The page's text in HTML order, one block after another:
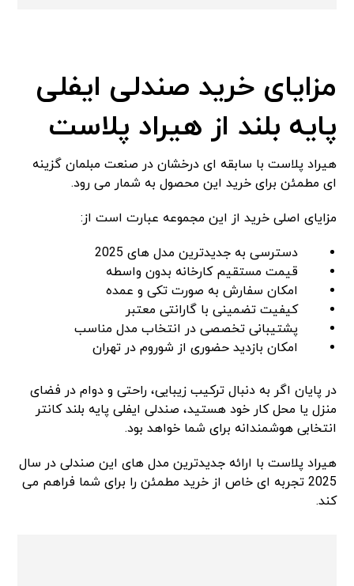
مزایای خرید صندلی ایفلی
پایه بلند از هیراد پلاست
هیراد پلاست با سابقه ای درخشان در صنعت مبلمان گزینه
ای مطمئن برای خرید این محصول به شمار می رود.
مزایای اصلی خرید از این مجموعه عبارت است از:
دسترسی به جدیدترین مدل های 2025
قیمت مستقیم کارخانه بدون واسطه
امکان سفارش به صورت تکی و عمده
کیفیت تضمینی با گارانتی معتبر
پشتیبانی تخصصی در انتخاب مدل مناسب
امکان بازدید حضوری از شوروم در تهران
در پایان اگر به دنبال ترکیب زیبایی، راحتی و دوام در فضای
منزل یا محل کار خود هستید، صندلی ایفلی پایه بلند کانتر
انتخابی هوشمندانه برای شما خواهد بود.
هیراد پلاست با ارائه جدیدترین مدل های این صندلی در سال
2025 تجربه ای خاص از خرید مطمئن را برای شما فراهم می
کند.